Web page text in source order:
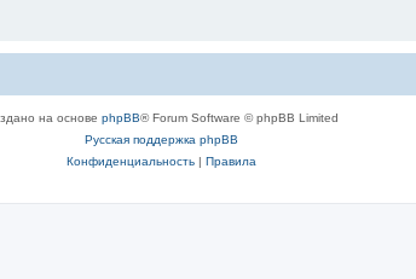
на основе phpBB® Forum Software © phpBB Limited
Русская поддержка phpBB
Конфиденциальность| Правила